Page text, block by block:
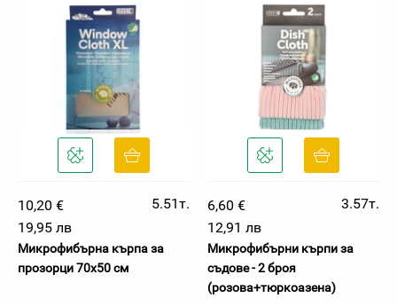
10,20 €
5.51т.
19,95 лв
Микрофибърна кърпа за
прозорци 70х50 см
6,60 €
3.57т.
12,91 лв
Микрофибърни кърпи за
съдове - 2 броя
(розова+тюркоазена)